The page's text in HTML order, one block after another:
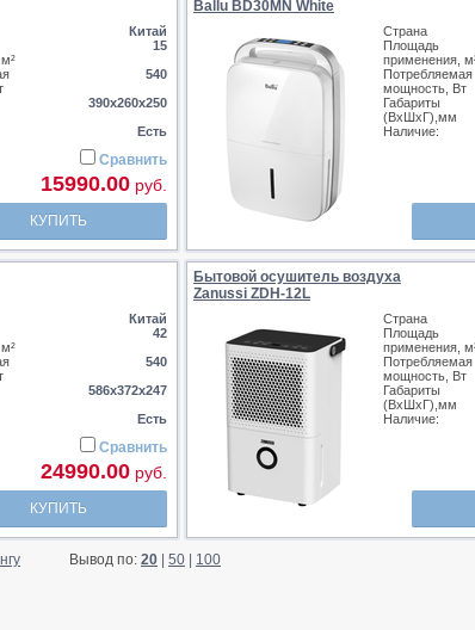
Китай
15
540
390х260х250
Есть
Сравнить
15990.00 руб.
КУПИТЬ
Ballu BD30MN White
Страна
Площадь
применения,
Потребляемая
мощность, Вт
Габариты
(ВхШхГ),мм
Наличие:
Китай
42
540
586х372х247
Есть
Сравнить
24990.00 руб.
КУПИТЬ
Бытовой осушитель воздуха
Zanussi ZDH-12L
Страна
Площадь
применения,
Потребляемая
мощность, Вт
Габариты
(ВхШхГ),мм
Наличие:
Вывод по: 20 50 100